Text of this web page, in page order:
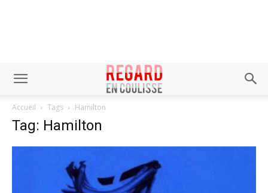
Accueil Tags Hamilton
Tag: Hamilton